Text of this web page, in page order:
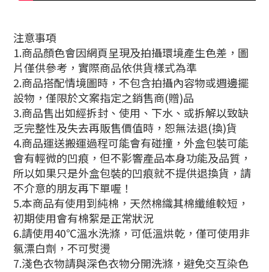
注意事項
1.商品顏色會因網頁呈現及拍攝環境產生色差，圖
片僅供參考，實際商品依供貨樣式為準
2.商品搭配情境圖時，不包含拍攝內容物或週邊擺
設物，僅限於文案指定之銷售商(贈)品
3.商品售出如經拆封、使用、下水、或拆解以致缺
乏完整性及失去再販售價值時，恕無法退(換)貨
4.商品運送搬運過程可能會有碰撞，外盒包裝可能
會有輕微的凹痕，但不影響產品本身功能及品質，
所以如果只是外盒包裝的凹痕就不提供退換貨，請
不介意的朋友再下單喔！
5.本商品有使用到純棉，天然棉織其棉纖維較短，
初期使用會有棉絮是正常狀況
6.請使用40℃溫水洗滌，可低溫烘乾，僅可使用非
氯漂白劑，不可熨燙
7.淺色衣物請與深色衣物分開洗滌，避免交互染色